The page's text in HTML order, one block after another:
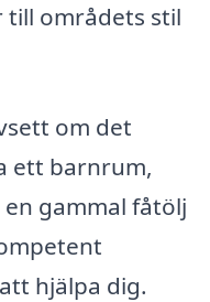
till områdets stil
om det
ett barnrum,
gammal fåtölj
hjälpa dig.